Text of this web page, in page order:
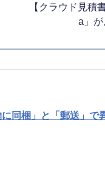
【クラウド見積
a」
同梱」と「郵送」で